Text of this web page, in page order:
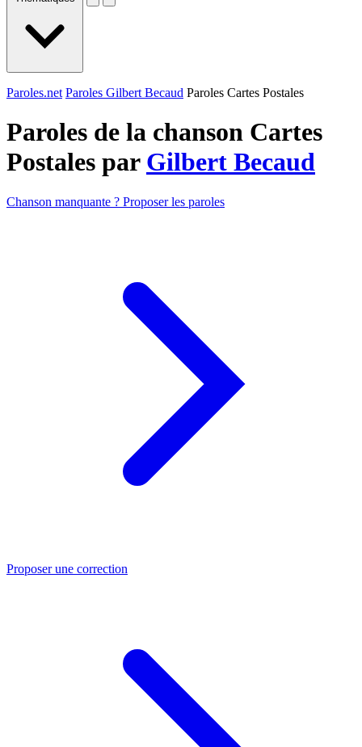
Paroles.net Paroles Gilbert Becaud Paroles Cartes Postales
Paroles de la chanson Cartes
Postales par Gilbert Becaud
Chanson manquante ? Proposer les paroles
Proposer une correction